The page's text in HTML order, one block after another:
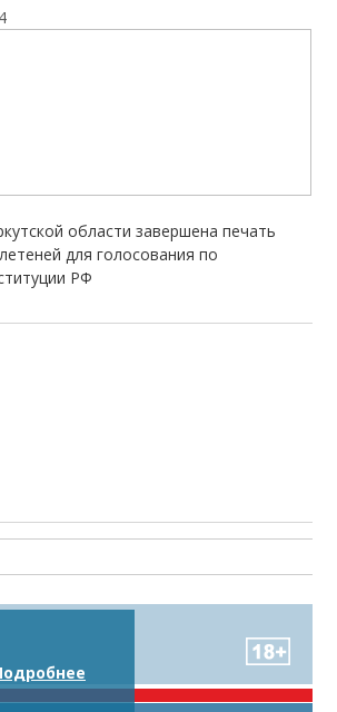
области завершена печать
для голосования по
РФ